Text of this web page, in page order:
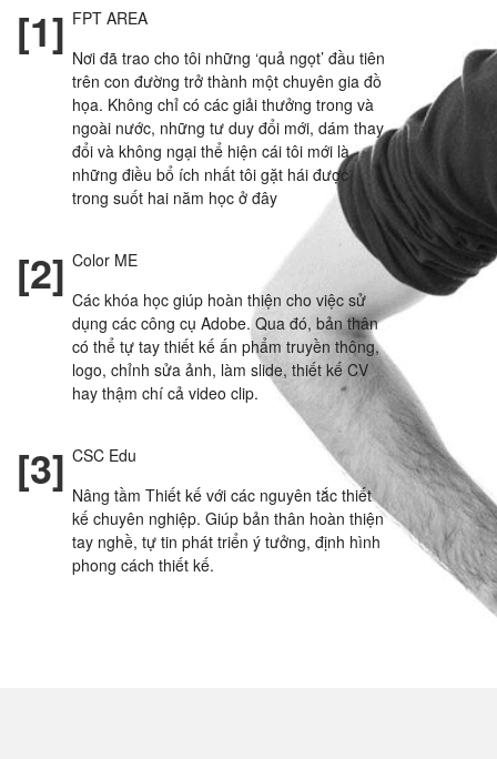
[1] FPT AREA
Nơi đã trao cho tôi những ‘quả ngọt’ đầu tiên
trên con đường trở thành một chuyên gia đồ
họa. Không chỉ có các giải thưởng trong và
ngoài nước, những tư duy đổi mới, dám thay
đổi và không ngại thể hiện cái tôi mới là
những điều bổ ích nhất tôi gặt hái được
trong suốt hai năm học ở đây
[2] Color ME
Các khóa học giúp hoàn thiện cho việc sử
dụng các công cụ Adobe. Qua đó, bản thân
có thể tự tay thiết kế ấn phẩm truyền thông,
logo, chỉnh sửa ảnh, làm slide, thiết kế CV
hay thậm chí cả video clip.
[3] CSC Edu
Nâng tầm Thiết kế với các nguyên tắc thiết
kế chuyên nghiệp. Giúp bản thân hoàn thiện
tay nghề, tự tin phát triển ý tưởng, định hình
phong cách thiết kế.